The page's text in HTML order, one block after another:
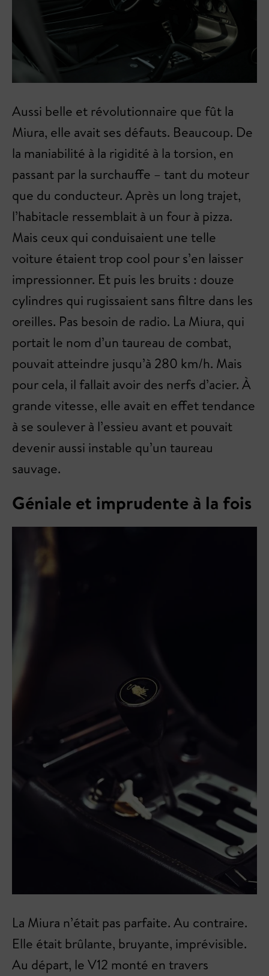
Aussi belle et révolutionnaire que fût la
Miura, elle avait ses défauts. Beaucoup. De
la maniabilité à la rigidité à la torsion, en
passant par la surchauffe – tant du moteur
que du conducteur. Après un long trajet,
l’habitacle ressemblait à un four à pizza.
Mais ceux qui conduisaient une telle
voiture étaient trop cool pour s’en laisser
impressionner. Et puis les bruits : douze
cylindres qui rugissaient sans filtre dans les
oreilles. Pas besoin de radio. La Miura, qui
portait le nom d’un taureau de combat,
pouvait atteindre jusqu’à 280 km/h. Mais
pour cela, il fallait avoir des nerfs d’acier. À
grande vitesse, elle avait en effet tendance
à se soulever à l’essieu avant et pouvait
devenir aussi instable qu’un taureau
sauvage.
Géniale et imprudente à la fois
La Miura n’était pas parfaite. Au contraire.
Elle était brûlante, bruyante, imprévisible.
Au départ, le V12 monté en travers